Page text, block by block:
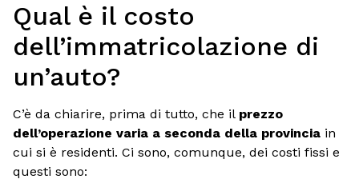
Qual è il costo
dell’immatricolazione di
un’auto?
C’è da chiarire, prima di tutto, che il prezzo
dell’operazione varia a seconda della provincia in
cui si è residenti. Ci sono, comunque, dei costi fissi e
questi sono: